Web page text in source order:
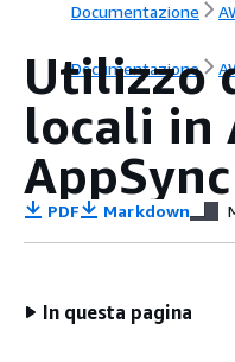
Documentazione
Documentazione
Utilizzo
locali in
AppSync
PDF Markdown
In questa pagina